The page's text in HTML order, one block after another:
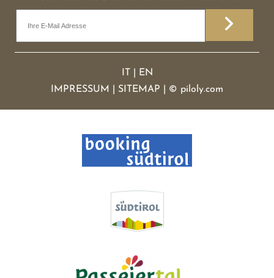
IT|
EN
IMPRESSUM
SITEMAP © piloly.com